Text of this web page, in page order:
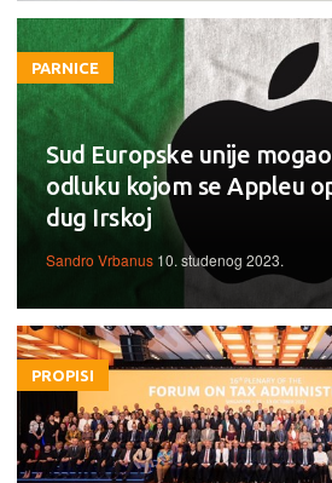
PARNICE
Sud Europske unije
odluku kojom se Appleu
dug Irskoj
Sandro Vrbanus 10. studenog 2023.
PROPISI